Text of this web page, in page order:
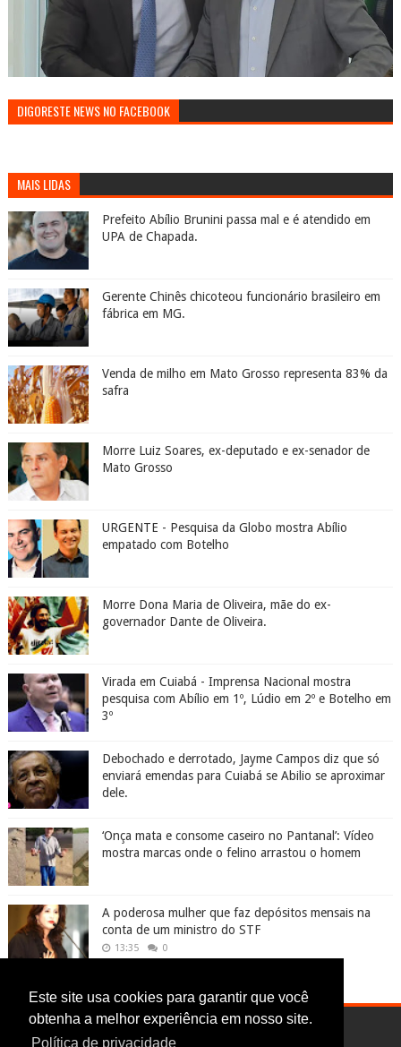
Este site usa cookies para garantir que você
obtenha a melhor experiência em nosso site.
Política de privacidade
DIGORESTE NEWS NO FACEBOOK
MAIS LIDAS
Prefeito Abílio Brunini passa mal e é atendido em
UPA de Chapada.
Gerente Chinês chicoteou funcionário brasileiro em
fábrica em MG.
Venda de milho em Mato Grosso representa 83% da
safra
Morre Luiz Soares, ex-deputado e ex-senador de
Mato Grosso
URGENTE - Pesquisa da Globo mostra Abílio
empatado com Botelho
Morre Dona Maria de Oliveira, mãe do ex-
governador Dante de Oliveira.
Virada em Cuiabá - Imprensa Nacional mostra
pesquisa com Abílio em 1º, Lúdio em 2º e Botelho em
3º
Debochado e derrotado, Jayme Campos diz que só
enviará emendas para Cuiabá se Abilio se aproximar
dele.
‘Onça mata e consome caseiro no Pantanal’: Vídeo
mostra marcas onde o felino arrastou o homem
A poderosa mulher que faz depósitos mensais na
conta de um ministro do STF
13:35 0